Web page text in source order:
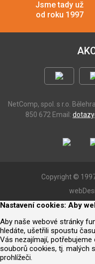
Jsme tady už
od roku 1997
NetComp, spol. s r.o.
850 672 Email:
Copyright ©
Nastavení cookies: Aby
Aby naše webové stránky
hledáte, ušetřili spoustu
Vás nezajímají,
souborů cookies, tj. malých
prohlížeči.